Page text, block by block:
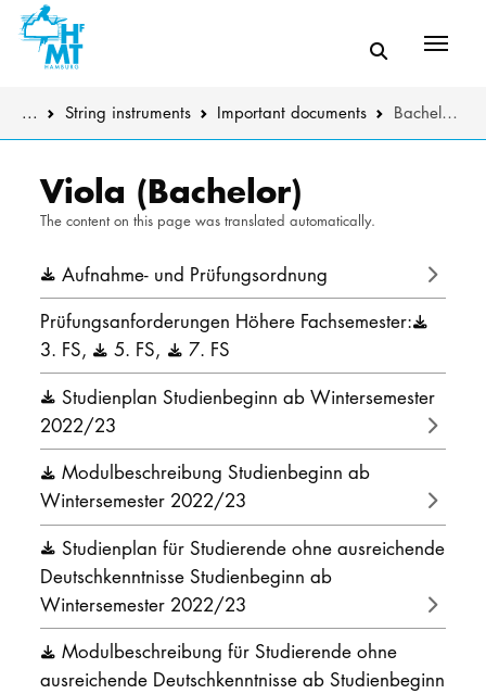
... String instruments Important documents Bachelor's degree
Viola (Bachelor)
The content on this page was translated automatically.
Aufnahme- und Prüfungsordnung
Prüfungsanforderungen Höhere Fachsemester:
3. FS, 5. FS,
7. FS
Studienplan Studienbeginn ab Wintersemester
2022/23
Modulbeschreibung Studienbeginn ab
Wintersemester 2022/23
Studienplan für Studierende ohne ausreichende
Deutschkenntnisse Studienbeginn ab
Wintersemester 2022/23
Modulbeschreibung für Studierende ohne
ausreichende Deutschkenntnisse ab Studienbeginn
CULTURE
UNIVERSITY
STUDY
Online
Further
Sound body